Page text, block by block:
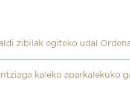
zibilak egiteko udal
kaleko aparkalekuko